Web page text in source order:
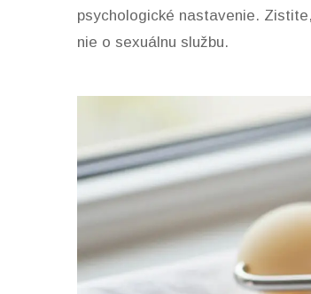
psychologické nastavenie.
nie o sexuálnu službu.